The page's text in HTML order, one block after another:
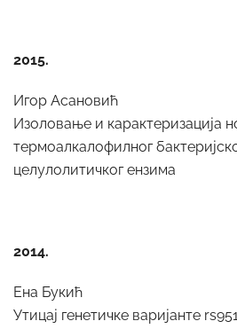
2015.
Игор Асановић
Изоловање и карактеризација
термоалкалофилног
целулолитичког ензима
2014.
Ена Букић
Утицај генетичке варијанте